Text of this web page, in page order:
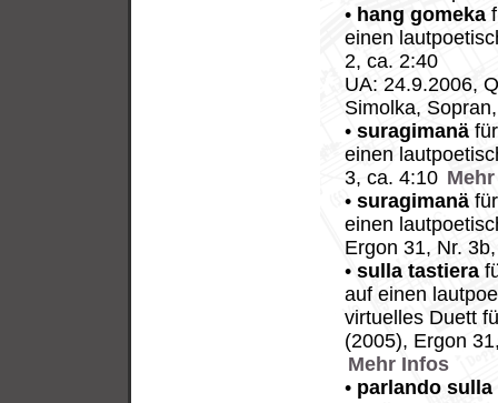
• hang gomeka
einen
2, ca. 2:40
UA: 24.9.2006,
Simolka,
•suragimanä
einen
3, ca. 4:10
•suragimanä
einen
Ergon 31, Nr.
•sulla tastiera
auf einen
virtuelles Duett
(2005), Ergon
Mehr Infos
• parlando sulla